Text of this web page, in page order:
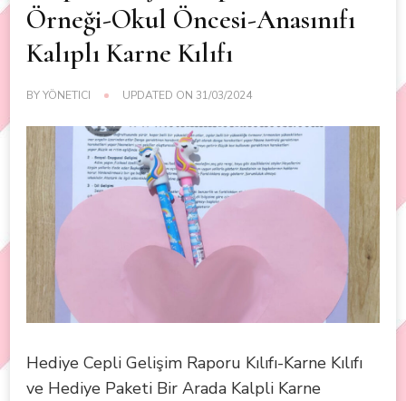
Örneği-Okul Öncesi-Anasınıfı
Kalıplı Karne Kılıfı
BYYÖNETICI UPDATED ON 31/03/2024
Hediye Cepli Gelişim Raporu Kılıfı-Karne Kılıfı
ve Hediye Paketi Bir Arada Kalpli Karne